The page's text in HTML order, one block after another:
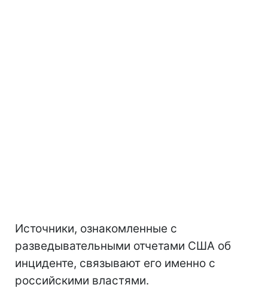
Источники, ознакомленные с
разведывательными отчетами США об
инциденте, связывают его именно с
российскими властями.